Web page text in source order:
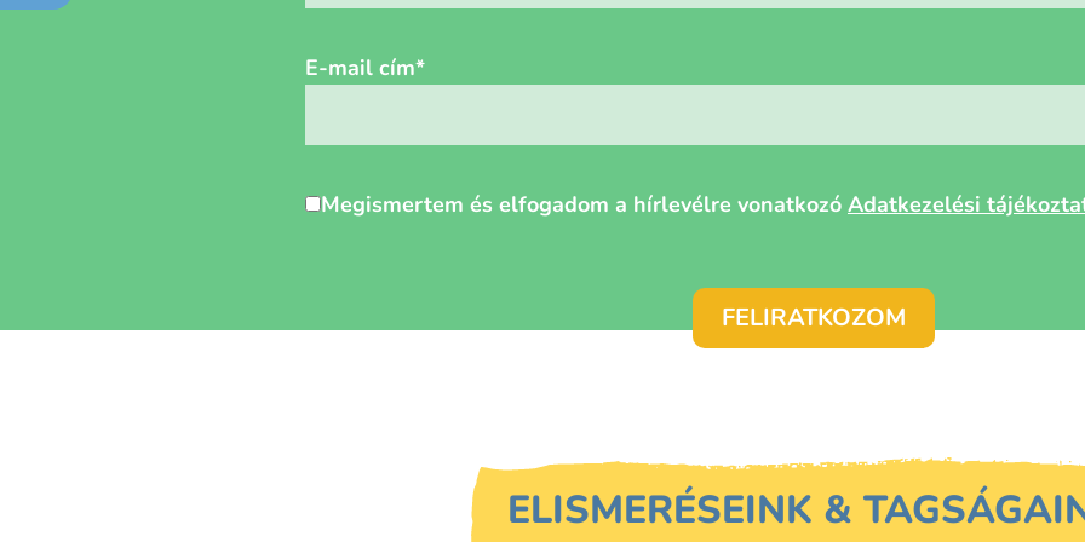
E-mail cím*
Személyes
Megismertem és elfogadom a hírlevélre vonatkozó Adatkezelési
ELISMERÉSEINK &